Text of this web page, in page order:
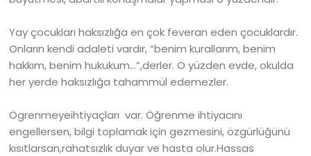
Yay çocukları haksızlığa en çok feveran eden çocuklardır.
Onların kendi adaleti vardır, “benim kurallarım, benim
hakkım, benim hukukum…”,derler. O yüzden evde, okulda
her yerde haksızlığa tahammül edemezler.
Ögrenmeyeihtiyaçları var. Öğrenme ihtiyacını
engellersen, bilgi toplamak için gezmesini, özgürlüğünü
kısıtlarsan,rahatsızlık duyar ve hasta olur.Hassas